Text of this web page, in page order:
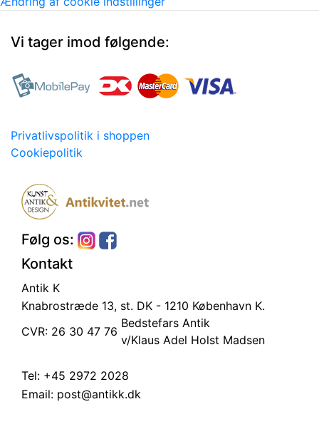
Vi tager imod følgende:
Privatlivspolitik i shoppen
Cookiepolitik
Følg os:
Kontakt
Antik K
Knabrostræde 13, st. DK - 1210 København K.
CVR: 26 30 47 76
Bedstefars Antik
v/Klaus Adel Holst Madsen
Tel: +45 2972 2028
Email: post@antikk.dk